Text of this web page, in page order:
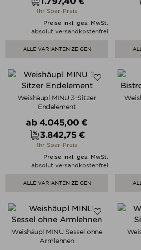
Preis
Ihr Spar-Preis
Preise inkl. ges. MwSt.
absolut versandkostenfrei
ALLE VARIANTEN ZEIGEN
Weishäupl MINU 3-Sitzer
Endelement
Verkaufspreis
ab 4.045,00 €
Preis
3.842,75 €
Ihr Spar-Preis
Preise inkl. ges. MwSt.
absolut versandkostenfrei
ALLE VARIANTEN ZEIGEN
Weishäupl MINU Sessel ohne
Armlehnen